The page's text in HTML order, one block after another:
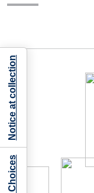
Notice at collection